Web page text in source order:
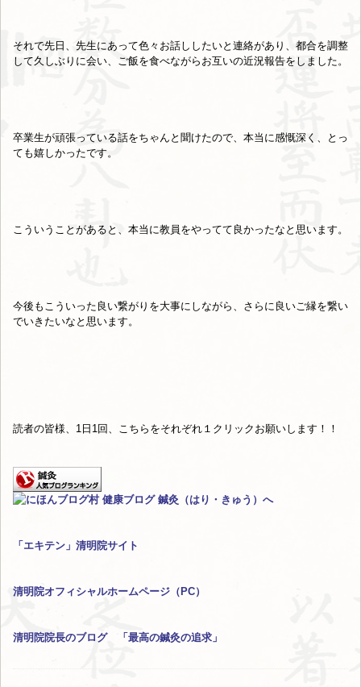
それで先日、先生にあって色々お話ししたいと連絡があり、都合を調整
して久しぶりに会い、ご飯を食べながらお互いの近況報告をしました。
卒業生が頑張っている話をちゃんと聞けたので、本当に感慨深く、とっ
ても嬉しかったです。
こういうことがあると、本当に教員をやってて良かったなと思います。
今後もこういった良い繋がりを大事にしながら、さらに良いご縁を繋い
でいきたいなと思います。
読者の皆様、1日1回、こちらをそれぞれ１クリックお願いします！！
「エキテン」清明院サイト
清明院オフィシャルホームページ（PC）
清明院院長のブログ 「最高の鍼灸の追求」